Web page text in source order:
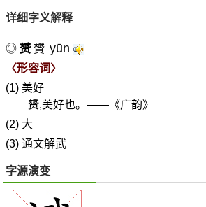
详细字义解释
◎ 赟 贇 yūn
〈形容词〉
(1) 美好
赟,美好也。——《广韵》
(2) 大
(3) 通文解武
字源演变